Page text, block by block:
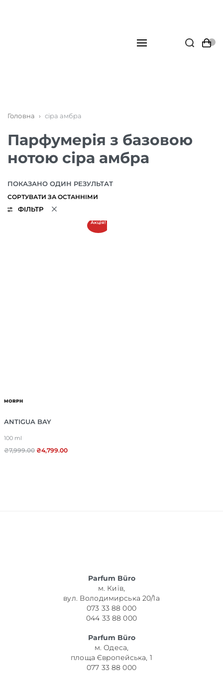
Головна › сіра амбра
Парфумерія з базовою
нотою сіра амбра
ПОКАЗАНО ОДИН РЕЗУЛЬТАТ
ФІЛЬТР
Акція!
MORPH
ANTIGUA BAY
100 ml
₴7,999.00 ₴4,799.00
Parfum Büro
м. Київ,
вул. Володимирська 20/1а
073 33 88 000
044 33 88 000
Parfum Büro
м. Одеса,
площа Європейська, 1
077 33 88 000